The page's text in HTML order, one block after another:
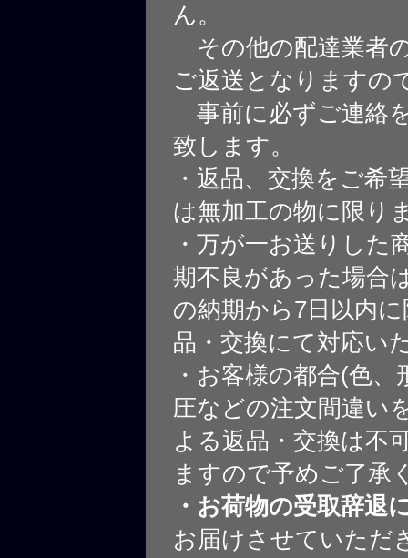
ん。
その他の配達業者
ご返送となりますの
事前に必ずご連絡
致します。
・返品、交換をご希
は無加工の物に限り
・万が一お送りした
期不良があった場合
の納期から7日以内
品・交換にて対応い
・お客様の都合(色、
圧などの注文間違い
よる返品・交換は不
ますので予めご了承
・お荷物の受取辞退
お届けさせていただ